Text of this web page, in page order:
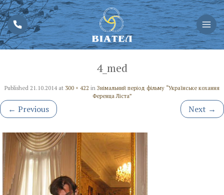
4_med
Published 21.10.2014at 300 × 422 in Знімальний період фільму “Українське кохання
Ференца Ліста”
← Previous Next →